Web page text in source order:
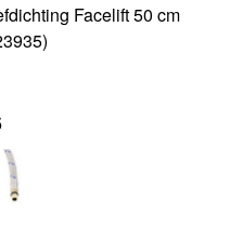
Facelift 50 cm